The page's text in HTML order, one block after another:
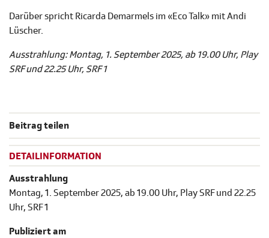
Darüber spricht Ricarda Demarmels im «Eco Talk» mit Andi
Lüscher.
Ausstrahlung: Montag, 1. September 2025, ab 19.00 Uhr, Play
SRF und 22.25 Uhr, SRF 1
Beitrag teilen
DETAILINFORMATION
Ausstrahlung
Montag, 1. September 2025, ab 19.00 Uhr, Play SRF und 22.25
Uhr, SRF 1
Publiziert am